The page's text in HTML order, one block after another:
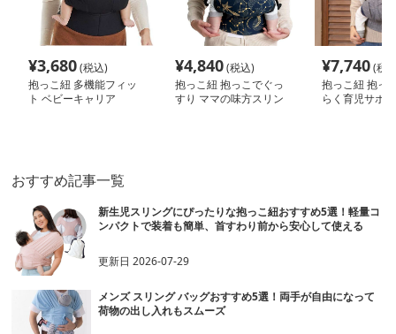
¥3,680(税込)
抱っこ紐 多機能フィッ
ト ベビーキャリア
¥4,840(税込)
抱っこ紐 抱っこでぐっ
すり ママの味方スリン
¥7,740(税
抱っこ紐 抱っ
らく育児サポ
おすすめ記事一覧
新生児スリングにぴったりな抱っこ紐おすすめ5選！軽量コ
ンパクトで装着も簡単、首すわり前から安心して使える
更新日2026-07-29
メンズ スリング バッグおすすめ5選！両手が自由になって
荷物の出し入れもスムーズ